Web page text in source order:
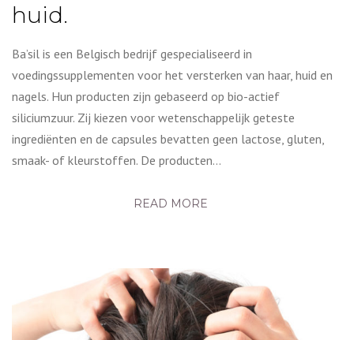
huid.
Ba’sil is een Belgisch bedrijf gespecialiseerd in
voedingssupplementen voor het versterken van haar, huid en
nagels. Hun producten zijn gebaseerd op bio-actief
siliciumzuur. Zij kiezen voor wetenschappelijk geteste
ingrediënten en de capsules bevatten geen lactose, gluten,
smaak- of kleurstoffen. De producten…
READ MORE